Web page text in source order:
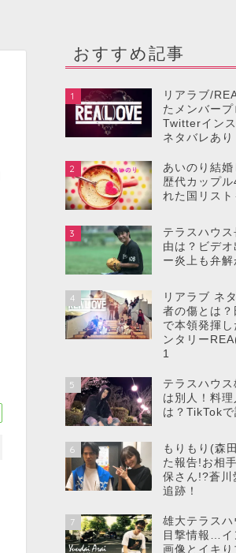
おすすめ記事
1
リアラブ/
たメンバープ
Twitterイン
ネタバレあり
2
あいのり結婚
歴代カップ
れた国リスト
3
テラスハウ
由は？ビデ
ー炎上も弁
4
リアラブ ネ
者の傷とは
で本領発揮し
ンタリー
1
5
テラスハウ
は別人！料
は？TikTokで
6
もりもり(森
た報告!お相
保さん!?蒼川
追跡！
7
雄大テラス
目撃情報…イ
画像とイキ